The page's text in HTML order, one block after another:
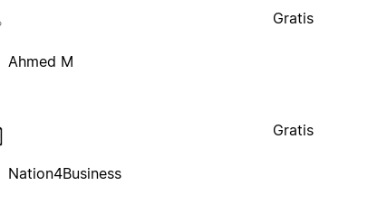
Ahmed M
Gratis
Nation4Business
Gratis